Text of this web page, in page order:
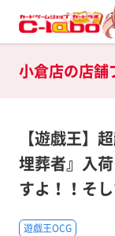
小倉店の店舗
【遊戯王】
埋葬者』入
すよ！！そ
遊戯王OCG